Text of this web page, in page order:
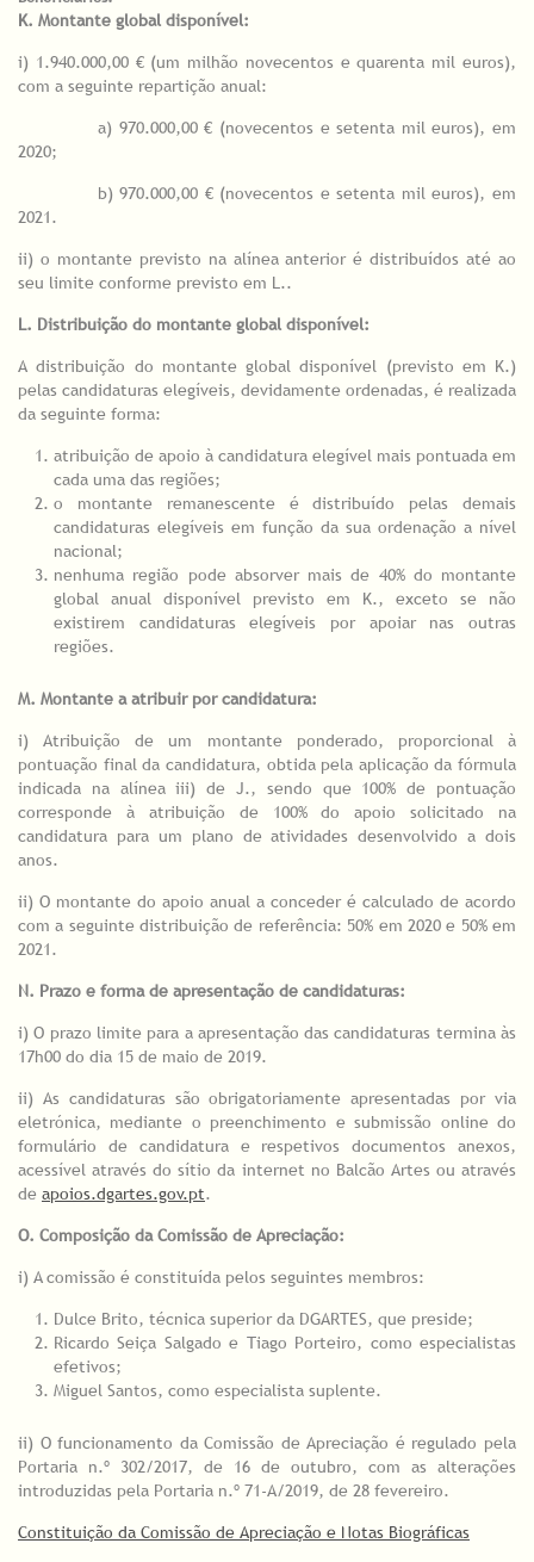
K. Montante global disponível:
i) 1.940.000,00 € (um milhão novecentos e quarenta mil euros),
com a seguinte repartição anual:
a) 970.000,00 € (novecentos e setenta mil euros), em
2020;
b) 970.000,00 € (novecentos e setenta mil euros), em
2021.
ii) o montante previsto na alínea anterior é distribuídos até ao
seu limite conforme previsto em L..
L. Distribuição do montante global disponível:
A distribuição do montante global disponível (previsto em K.)
pelas candidaturas elegíveis, devidamente ordenadas, é realizada
da seguinte forma:
atribuição de apoio à candidatura elegível mais pontuada em
cada uma das regiões;
o montante remanescente é distribuído pelas demais
candidaturas elegíveis em função da sua ordenação a nível
nacional;
nenhuma região pode absorver mais de 40% do montante
global anual disponível previsto em K., exceto se não
existirem candidaturas elegíveis por apoiar nas outras
regiões.
M. Montante a atribuir por candidatura:
i) Atribuição de um montante ponderado, proporcional à
pontuação final da candidatura, obtida pela aplicação da fórmula
indicada na alínea iii) de J., sendo que 100% de pontuação
corresponde à atribuição de 100% do apoio solicitado na
candidatura para um plano de atividades desenvolvido a dois
anos.
ii) O montante do apoio anual a conceder é calculado de acordo
com a seguinte distribuição de referência: 50% em 2020 e 50% em
2021.
N. Prazo e forma de apresentação de candidaturas:
i) O prazo limite para a apresentação das candidaturas termina às
17h00 do dia 15 de maio de 2019.
ii) As candidaturas são obrigatoriamente apresentadas por via
eletrónica, mediante o preenchimento e submissão online do
formulário de candidatura e respetivos documentos anexos,
acessível através do sítio da internet no Balcão Artes ou através
de apoios.dgartes.gov.pt.
O. Composição da Comissão de Apreciação:
i) A comissão é constituída pelos seguintes membros:
Dulce Brito, técnica superior da DGARTES, que preside;
Ricardo Seiça Salgado e Tiago Porteiro, como especialistas
efetivos;
Miguel Santos, como especialista suplente.
ii) O funcionamento da Comissão de Apreciação é regulado pela
Portaria n.º 302/2017, de 16 de outubro, com as alterações
introduzidas pela Portaria n.º 71-A/2019, de 28 fevereiro.
Constituição da Comissão de Apreciação e Notas Biográficas